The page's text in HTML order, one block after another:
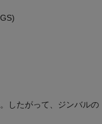
GS)
したがって、ジンバルの